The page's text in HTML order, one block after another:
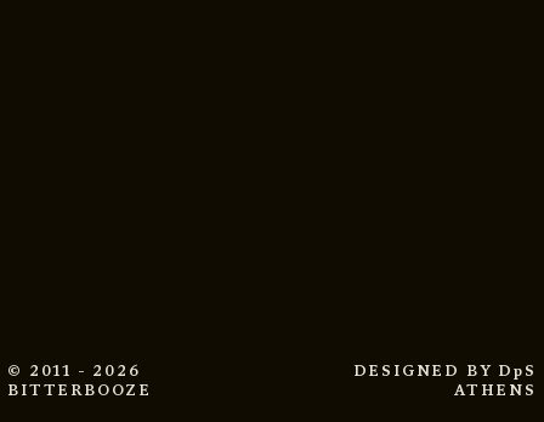
© 2011 - 2026
BITTERBOOZE
DESIGNED BY DpS
ATHENS